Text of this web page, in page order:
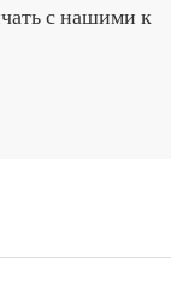
с нашими к